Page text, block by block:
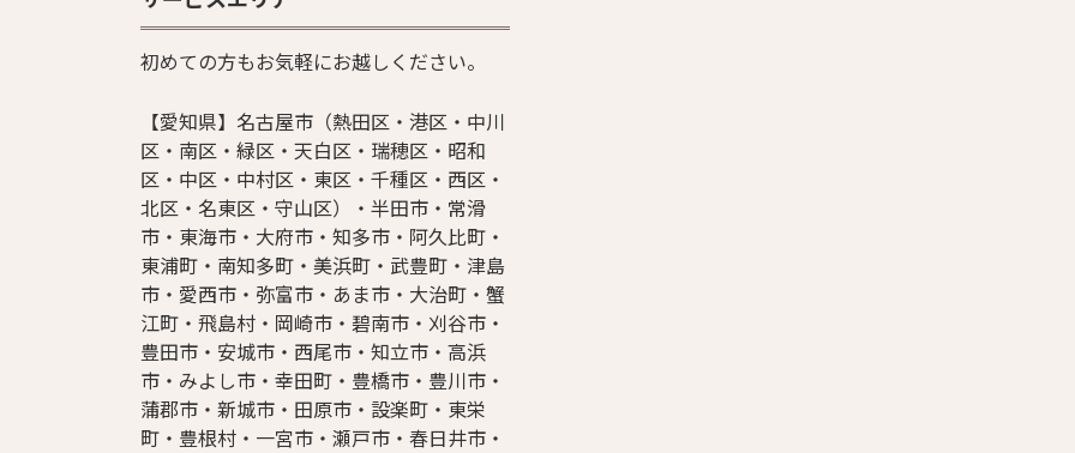
初めての方もお気軽にお越しください。
【愛知県】名古屋市（熱田区・港区・中川
区・南区・緑区・天白区・瑞穂区・昭和
区・中区・中村区・東区・千種区・西区・
北区・名東区・守山区）・半田市・常滑
市・東海市・大府市・知多市・阿久比町・
東浦町・南知多町・美浜町・武豊町・津島
市・愛西市・弥富市・あま市・大治町・蟹
江町・飛島村・岡崎市・碧南市・刈谷市・
豊田市・安城市・西尾市・知立市・高浜
市・みよし市・幸田町・豊橋市・豊川市・
蒲郡市・新城市・田原市・設楽町・東栄
町・豊根村・一宮市・瀬戸市・春日井市・